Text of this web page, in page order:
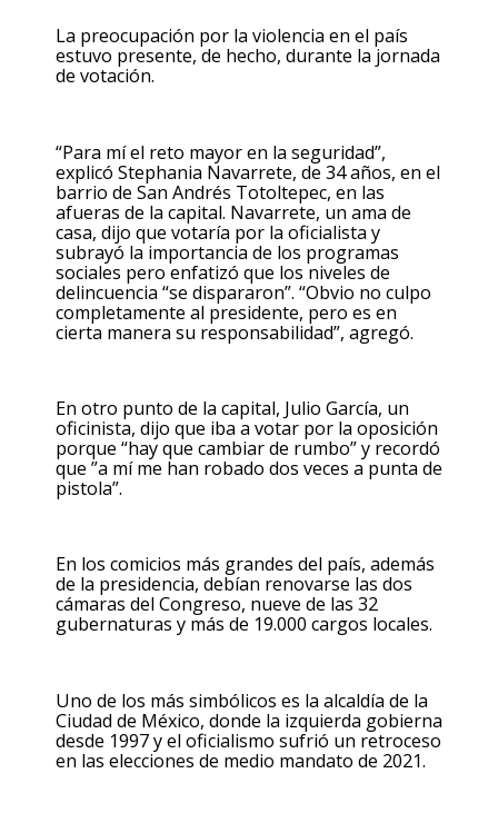
La preocupación por la violencia en el país
estuvo presente, de hecho, durante la jornada
de votación.
“Para mí el reto mayor en la seguridad”,
explicó Stephania Navarrete, de 34 años, en el
barrio de San Andrés Totoltepec, en las
afueras de la capital. Navarrete, un ama de
casa, dijo que votaría por la oficialista y
subrayó la importancia de los programas
sociales pero enfatizó que los niveles de
delincuencia “se dispararon”. “Obvio no culpo
completamente al presidente, pero es en
cierta manera su responsabilidad”, agregó.
En otro punto de la capital, Julio García, un
oficinista, dijo que iba a votar por la oposición
porque “hay que cambiar de rumbo” y recordó
que ”a mí me han robado dos veces a punta de
pistola”.
En los comicios más grandes del país, además
de la presidencia, debían renovarse las dos
cámaras del Congreso, nueve de las 32
gubernaturas y más de 19.000 cargos locales.
Uno de los más simbólicos es la alcaldía de la
Ciudad de México, donde la izquierda gobierna
desde 1997 y el oficialismo sufrió un retroceso
en las elecciones de medio mandato de 2021.